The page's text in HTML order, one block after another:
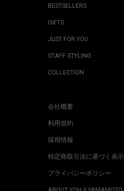
BESTSELLERS
GIFTS
JUST FOR YOU
STAFF STYLING
COLLECTION
会社概要
利用規約
採用情報
特定商取引法に基づく表示
プライバシーポリシー